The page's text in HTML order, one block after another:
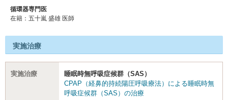
循環器専門医
在籍：五十嵐 盛雄 医師
実施治療
実施治療
睡眠時無呼吸症候群（SAS）
CPAP（経鼻的持続陽圧呼吸療法）による睡眠時無
呼吸症候群（SAS）の治療